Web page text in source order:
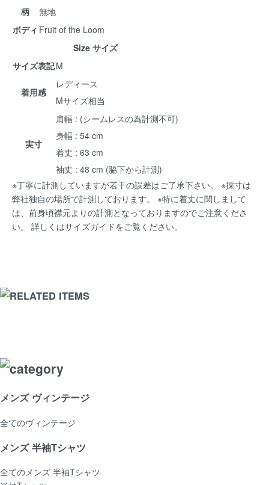
柄
無地
ボディ Fruit of the Loom
Size サイズ
サイズ表記M
着用感
レディース
Mサイズ相当
実寸
肩幅 : (シームレスの為計測不可)
身幅 : 54 cm
着丈 : 63 cm
袖丈 : 48 cm (脇下から計測)
※丁寧に計測していますが若干の誤差はご了承下さい。 ※採寸は
弊社独自の場所で計測しております。 ※特に着丈に関しまして
は、前身頃襟元よりの計測となっておりますのでご注意くださ
い。 詳しくはサイズガイドをご覧ください。
メンズ ヴィンテージ
全てのヴィンテージ
メンズ 半袖Tシャツ
全てのメンズ 半袖Tシャツ